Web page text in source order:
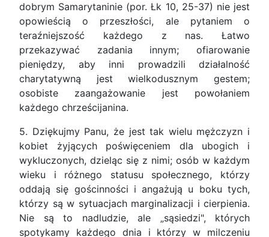
dobrym Samarytaninie (por. Łk 10, 25-37) nie jest
opowieścią o przeszłości, ale pytaniem o
teraźniejszość każdego z nas. Łatwo
przekazywać zadania innym; ofiarowanie
pieniędzy, aby inni prowadzili działalność
charytatywną jest wielkodusznym gestem;
osobiste zaangażowanie jest powołaniem
każdego chrześcijanina.
5. Dziękujmy Panu, że jest tak wielu mężczyzn i
kobiet żyjących poświęceniem dla ubogich i
wykluczonych, dzieląc się z nimi; osób w każdym
wieku i różnego statusu społecznego, którzy
oddają się gościnności i angażują u boku tych,
którzy są w sytuacjach marginalizacji i cierpienia.
Nie są to nadludzie, ale „sąsiedzi", których
spotykamy każdego dnia i którzy w milczeniu